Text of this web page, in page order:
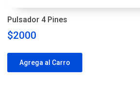
Pulsador 4 Pines
$2000
Agrega al Carro